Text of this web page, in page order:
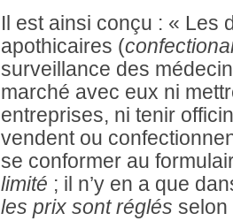
Il est ainsi conçu : « Les
apothicaires (
surveillance des
marché avec eux ni
entreprises, ni tenir
vendent ou
se conformer au
limité ; il n’y en a que
les prix sont réglés selon